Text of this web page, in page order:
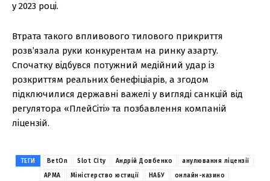
у 2023 році.
Втрата такого впливового тилового прикриття
розв’язала руки конкурентам на ринку азарту.
Спочатку відбувся потужний медійний удар із
розкриттям реальних бенефіціарів, а згодом
підключилися державні важелі у вигляді санкцій від
регулятора «ПлейСіті» та позбавлення компаній
ліцензій.
ТЕГИ BetOn Slot City Андрій Довбенко
анулювання ліцензії
АРМА
Міністерство юстиції НАБУ
онлайн-казино